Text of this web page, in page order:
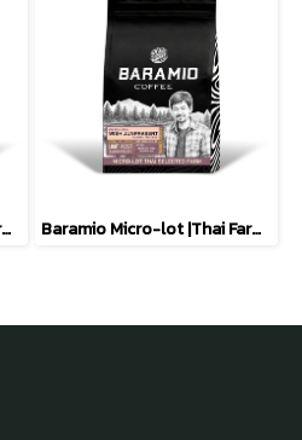
Baramio Micro-lot |Thai Farm เมล็ดกาแฟคั่ว รุ่น wish Junprasert ( Natural yeast CIMA ) 200g. (Arabica100%) Baramio Micro-lot |Thai Farm เมล็ดกาแฟคั่ว รุ่น wish Junprasert ( Washed Process ) 200g. (Arabica100%)